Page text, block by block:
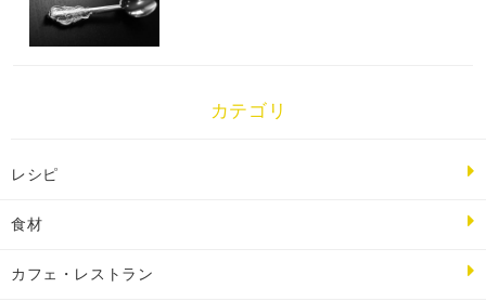
カテゴリ
レシピ
食材
カフェ・レストラン